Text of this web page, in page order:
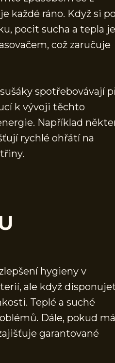
každé ráno. Když si po
pocit sucha a tepla je
což zaručuje
spotřebovávají
k vývoji těchto
Například
rychlé ohřátí na
hygieny v
ale když
Teplé a suché
Dále, pokud
garantované